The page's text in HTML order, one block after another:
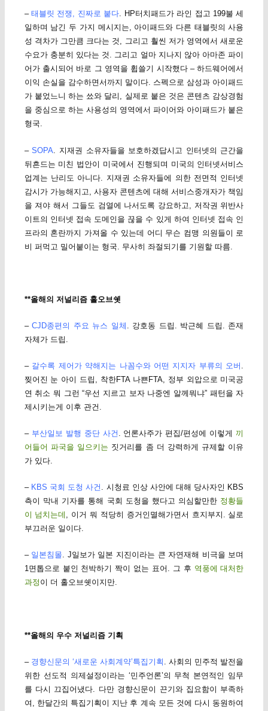
–태블릿 전쟁, 진짜로 붙다. HP터치패드가 라인 접고 199불 세
일하며 남긴 두 가지 메시지는, 아이패드와 다른 태블릿의 사용
성 격차가 그만큼 크다는 것, 그리고 훨씬 저가 영역에서 새로운
수요가 충분히 있다는 것. 그리고 얼마 지나지 않아 아마존 파이
어가 출시되어 바로 그 영역을 휩쓸기 시작했다 – 하드웨어에서
이익 손실을 감수하면서까지 말이다. 스펙으로 삼성과 아이패드
가 붙었느니 하는 쑈와 달리, 실제로 붙은 것은 콘텐츠 감상경험
을 중심으로 하는 사용성의 영역에서 파이어와 아이패드가 붙은
형국.
–SOPA . 지재권 소유자들을 보호하겠답시고 인터넷의 근간을
뒤흔드는 미친 법안이 미국에서 진행되며 미국의 인터넷서비스
업계는 난리도 아니다. 지재권 소유자들에 의한 전면적 인터넷
감시가 가능해지고, 사용자 콘텐츠에 대해 서비스중개자가 책임
을 져야 해서 그들도 검열에 나서도록 강요하고, 저작권 위반사
이트의 인터넷 접속 도메인을 끊을 수 있게 하여 인터넷 접속 인
프라의 혼란까지 가져올 수 있는데 어디 무슨 컴맹 의원들이 로
비 퍼먹고 밀어붙이는 형국. 무사히 좌절되기를 기원할 따름.
**올해의 저널리즘 홀오브쉣
–CJD종편의 주요 뉴스 일체
. 강호동 드립. 박근혜 드립. 존재
자체가 드립.
– 갈수록 제어가 약해지는 나꼼수와 어떤 지지자 부류의 오버 .
찢어진 눈 아이 드립, 착한FTA 나쁜FTA, 정부 외압으로 미국공
연 취소 뭐 그런 “우선 지르고 보자 나중엔 알께뭐냐” 패턴을 자
제시키는게 이후 관건.
– 부산일보 발행 중단 사건 . 언론사주가 편집/편성에 이렇게끼
어들어 파국을 일으키는 짓거리를 좀 더 강력하게 규제할 이유
가 있다.
– KBS 국회 도청 사건 . 시청료 인상 사안에 대해 당사자인 KBS
측이 막내 기자를 통해 국회 도청을 했다고 의심할만한 정황들
이 넘치는데 , 이거 뭐 적당히 증거인멸해가면서 흐지부지. 실로
부끄러운 일이다.
– 일본침몰. J일보가 일본 지진이라는 큰 자연재해 비극을 보며
1면톱으로 붙인 천박하기 짝이 없는 표어. 그 후 역풍에 대처한
과정 이 더 홀오브쉣이지만.
**올해의 우수 저널리즘 기획
– 경향신문의 ‘새로운 사회계약’특집기획
. 사회의 민주적 발전을
위한 선도적 의제설정이라는 ‘민주언론’의 무척 본연적인 임무
를 다시 끄집어냈다. 다만 경향신문이 끈기와 집요함이 부족하
여, 한달간의 특집기획이 지난 후 계속 모든 것에 다시 동원하여